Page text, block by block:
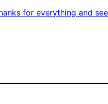
for everything and